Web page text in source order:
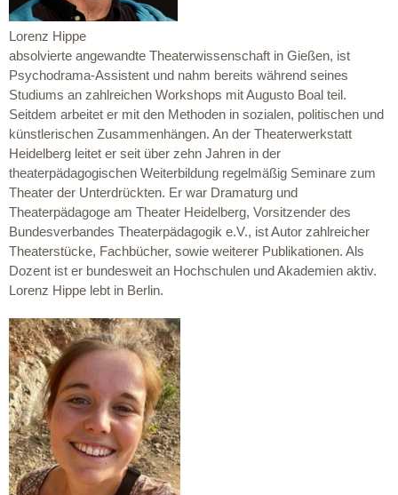
Lorenz Hippe
absolvierte angewandte Theaterwissenschaft in Gießen, ist
Psychodrama-Assistent und nahm bereits während seines
Studiums an zahlreichen Workshops mit Augusto Boal teil.
Seitdem arbeitet er mit den Methoden in sozialen, politischen und
künstlerischen Zusammenhängen. An der Theaterwerkstatt
Heidelberg leitet er seit über zehn Jahren in der
theaterpädagogischen Weiterbildung regelmäßig Seminare zum
Theater der Unterdrückten. Er war Dramaturg und
Theaterpädagoge am Theater Heidelberg, Vorsitzender des
Bundesverbandes Theaterpädagogik e.V., ist Autor zahlreicher
Theaterstücke, Fachbücher, sowie weiterer Publikationen. Als
Dozent ist er bundesweit an Hochschulen und Akademien aktiv.
Lorenz Hippe lebt in Berlin.